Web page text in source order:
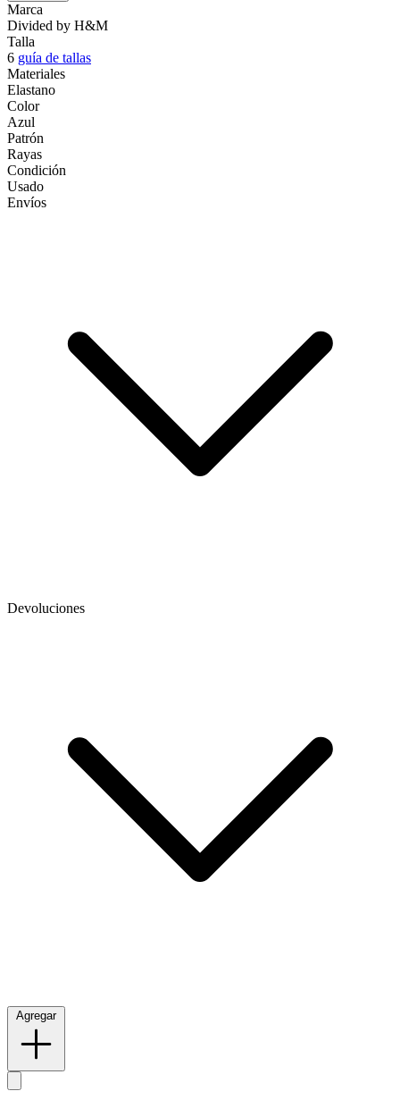
Marca
Divided by H&M
Talla
6 guía de tallas
Materiales
Elastano
Color
Azul
Patrón
Rayas
Condición
Usado
Envíos
Devoluciones
Agregar